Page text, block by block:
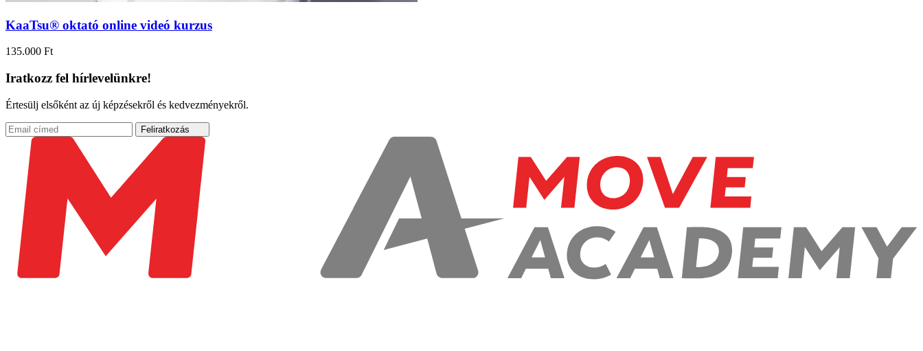
KaaTsu® oktató online videó kurzus
135.000 Ft
Iratkozz fel hírlevelünkre!
Értesülj elsőként az új képzésekről és kedvezményekről.
Feliratkozás